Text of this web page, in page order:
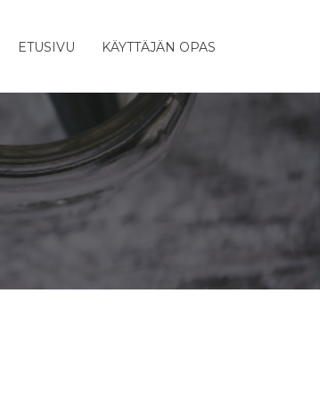
ETUSIVU KÄYTTÄJÄN OPAS